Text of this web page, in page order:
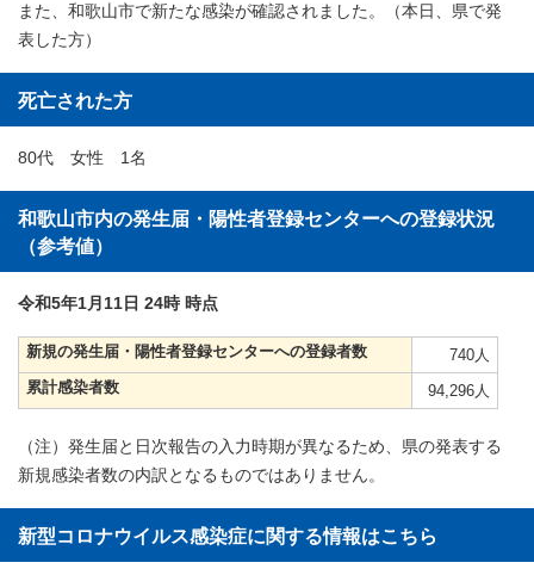
また、和歌山市で新たな感染が確認されました。（本日、県で発
表した方）
死亡された方
80代 女性 1名
和歌山市内の発生届・陽性者登録センターへの登録状況
（参考値）
令和5年1月11日 24時 時点
新規の発生届・陽性者登録センターへの登録者数
740人
累計感染者数
94,296人
（注）発生届と日次報告の入力時期が異なるため、県の発表する
新規感染者数の内訳となるものではありません。
新型コロナウイルス感染症に関する情報はこちら